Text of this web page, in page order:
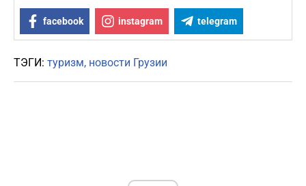
facebook instagram telegram
ТЭГИ: туризм новости Грузии